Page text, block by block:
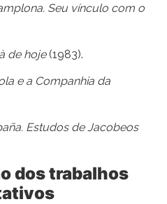
Seu vínculo com o
de hoje (1983).
e a Companhia da
Estudos de Jacobeos
dos trabalhos